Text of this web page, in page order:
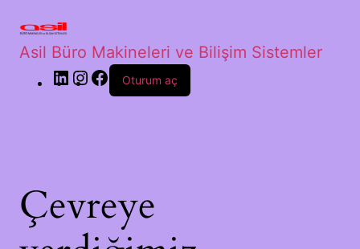
Asil Büro Makineleri ve Bilişim Sistemler
Oturum aç
Çevreye